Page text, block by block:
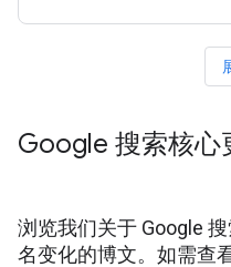
Google 搜索核心
浏览我们关于 Google
名变化的博文。如需查